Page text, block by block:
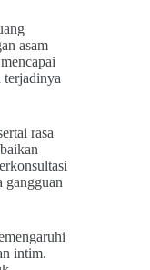
asam
terjadinya
rasa
gangguan
intim.